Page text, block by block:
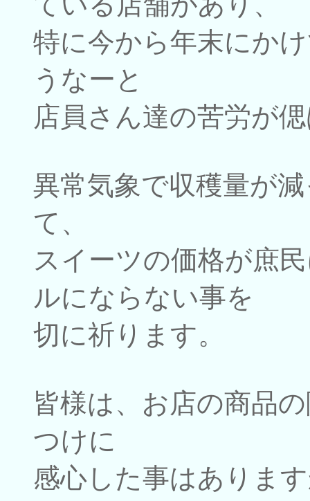
特に今から年末にか
うなーと
店員さん達の苦労が
異常気象で収穫量が
て、
スイーツの価格が庶
ルにならない事を
切に祈ります。
皆様は、お店の商品
つけに
感心した事はありま